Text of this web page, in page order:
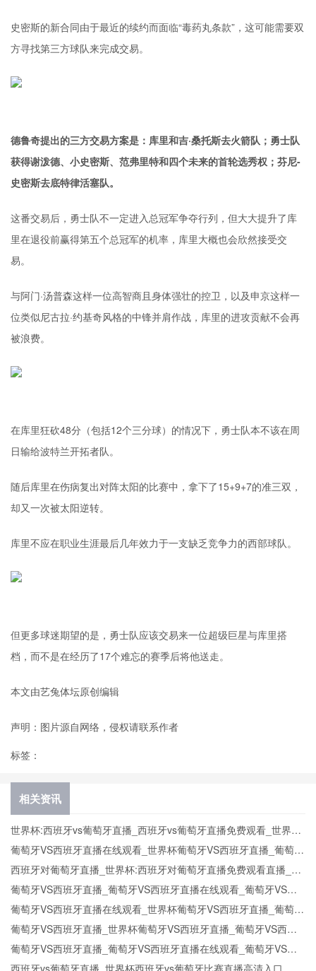
史密斯的新合同由于最近的续约而面临“毒药丸条款”，这可能需要双
方寻找第三方球队来完成交易。
德鲁奇提出的三方交易方案是：库里和吉·桑托斯去火箭队；勇士队
获得谢泼德、小史密斯、范弗里特和四个未来的首轮选秀权；芬尼-
史密斯去底特律活塞队。
这番交易后，勇士队不一定进入总冠军争夺行列，但大大提升了库
里在退役前赢得第五个总冠军的机率，库里大概也会欣然接受交
易。
与阿门·汤普森这样一位高智商且身体强壮的控卫，以及申京这样一
位类似尼古拉·约基奇风格的中锋并肩作战，库里的进攻贡献不会再
被浪费。
在库里狂砍48分（包括12个三分球）的情况下，勇士队本不该在周
日输给波特兰开拓者队。
随后库里在伤病复出对阵太阳的比赛中，拿下了15+9+7的准三双，
却又一次被太阳逆转。
库里不应在职业生涯最后几年效力于一支缺乏竞争力的西部球队。
但更多球迷期望的是，勇士队应该交易来一位超级巨星与库里搭
档，而不是在经历了17个难忘的赛季后将他送走。
本文由艺兔体坛原创编辑
声明：图片源自网络，侵权请联系作者
标签：
相关资讯
世界杯:西班牙vs葡萄牙直播_西班牙vs葡萄牙直播免费观看_世界杯
今日西班牙vs葡萄牙直播在线观看高清视频直播
葡萄牙VS西班牙直播在线观看_世界杯葡萄牙VS西班牙直播_葡萄牙
VS西班牙比赛观看直达入口
西班牙对葡萄牙直播_世界杯:西班牙对葡萄牙直播免费观看直播_世
界杯西班牙对葡萄牙直播在线观看高清无插件
葡萄牙VS西班牙直播_葡萄牙VS西班牙直播在线观看_葡萄牙VS西
班牙实时全场直播入口
葡萄牙VS西班牙直播在线观看_世界杯葡萄牙VS西班牙直播_葡萄牙
VS西班牙比赛观看直达入口
葡萄牙VS西班牙直播_世界杯葡萄牙VS西班牙直播_葡萄牙VS西班
牙在线高清直播
葡萄牙VS西班牙直播_葡萄牙VS西班牙直播在线观看_葡萄牙VS西
班牙实时全场直播入口
西班牙vs葡萄牙直播_世界杯西班牙vs葡萄牙比赛直播高清入口_西